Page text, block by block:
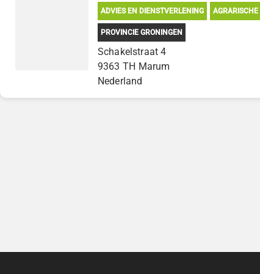
ADVIES EN DIENSTVERLENING
PROVINCIE GRONINGEN
Schakelstraat 4
9363 TH Marum
Nederland